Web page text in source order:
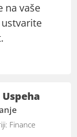
na vaše
Finance